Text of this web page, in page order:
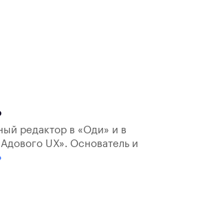
редактор в «Оди» и в
UX». Основатель и